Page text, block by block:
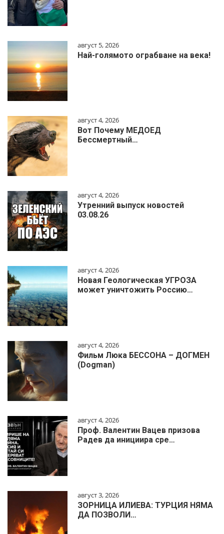
август 5, 2026
Най-голямото ограбване на века!
август 4, 2026
Вот Почему МЕДОЕД
Бессмертный…
август 4, 2026
Утренний выпуск новостей
03.08.26
август 4, 2026
Новая Геологическая УГРОЗА
может уничтожить Россию…
август 4, 2026
Фильм Люка БЕССОНА – ДОГМЕН
(Dogman)
август 4, 2026
Проф. Валентин Вацев призова
Радев да инициира сре…
август 3, 2026
ЗОРНИЦА ИЛИЕВА: ТУРЦИЯ НЯМА
ДА ПОЗВОЛИ…